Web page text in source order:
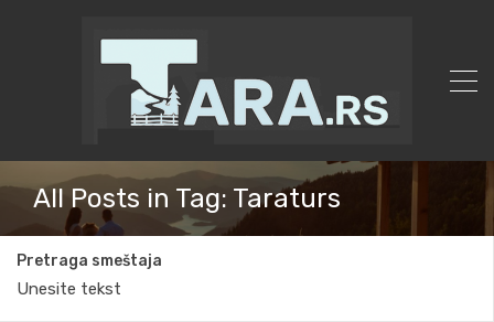
All Posts in Tag: Taraturs
Pretraga smeštaja